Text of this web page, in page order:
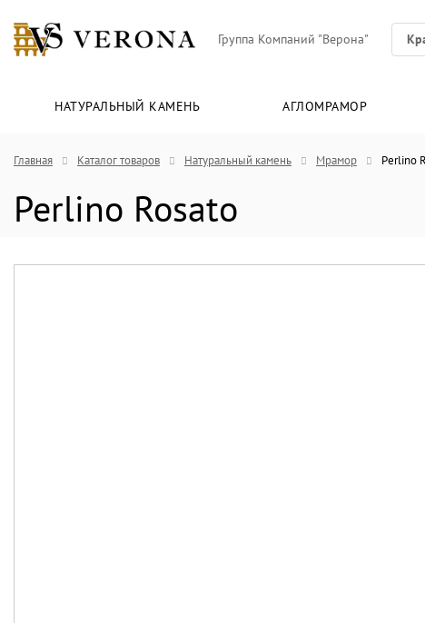
Группа Компаний "Верона"
НАТУРАЛЬНЫЙ КАМЕНЬ АГЛОМРАМОР
Главная Каталог товаров Натуральный камень Мрамор Perlino
Perlino Rosato